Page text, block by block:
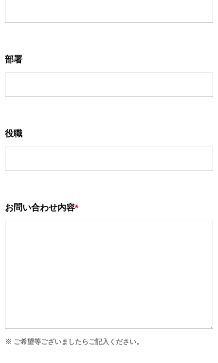
部署
役職
お問い合わせ内容*
※ ご希望等ございましたらご記入ください。